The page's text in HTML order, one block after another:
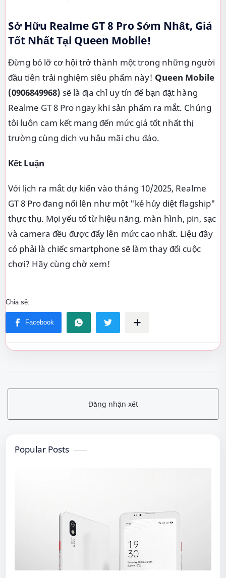
Sở Hữu Realme GT 8 Pro Sớm Nhất, Giá
Tốt Nhất Tại Queen Mobile!
Đừng bỏ lỡ cơ hội trở thành một trong những người
đầu tiên trải nghiệm siêu phẩm này! Queen Mobile
(0906849968) sẽ là địa chỉ uy tín để bạn đặt hàng
Realme GT 8 Pro ngay khi sản phẩm ra mắt. Chúng
tôi luôn cam kết mang đến mức giá tốt nhất thị
trường cùng dịch vụ hậu mãi chu đáo.
Kết Luận
Với lịch ra mắt dự kiến vào tháng 10/2025, Realme
GT 8 Pro đang nổi lên như một "kẻ hủy diệt flagship"
thực thụ. Mọi yếu tố từ hiệu năng, màn hình, pin, sạc
và camera đều được đẩy lên mức cao nhất. Liệu đây
có phải là chiếc smartphone sẽ làm thay đổi cuộc
chơi? Hãy cùng chờ xem!
Đăng nhận xét
Popular Posts